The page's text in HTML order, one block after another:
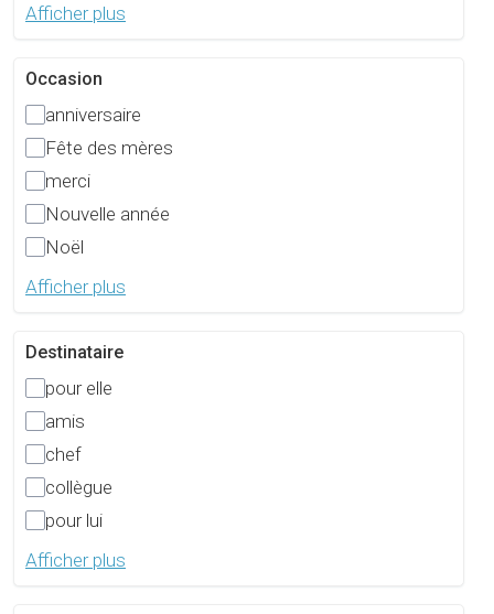
Afficher plus
Occasion
anniversaire
Fête des mères
merci
Nouvelle année
Noël
Afficher plus
Destinataire
pour elle
amis
chef
collègue
pour lui
Afficher plus